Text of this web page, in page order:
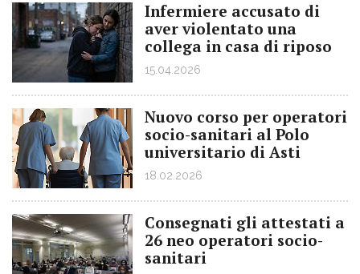
Infermiere accusato di
aver violentato una
collega in casa di riposo
15.04.2026
Nuovo corso per operatori
socio-sanitari al Polo
universitario di Asti
18.02.2026
Consegnati gli attestati a
26 neo operatori socio-
sanitari